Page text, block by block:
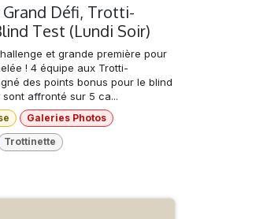
Grand Défi, Trotti-
Test (Lundi Soir)
et grande première pour
! 4 équipe aux Trotti-
des points bonus pour le blind
affronté sur 5 ca...
Galeries Photos
Trottinette